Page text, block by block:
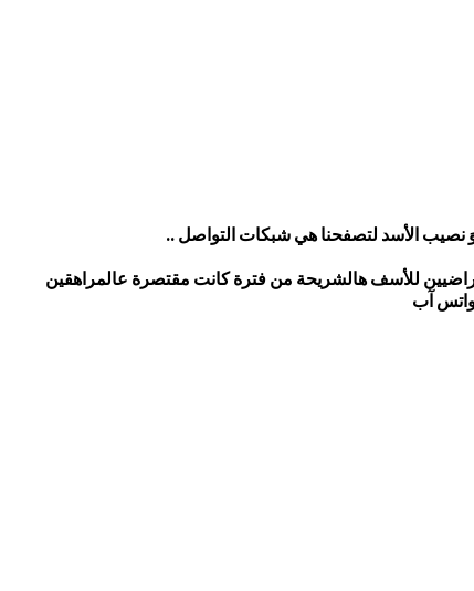
وَ نصيب الأسد لتصفحنا هي شبكات التواصل ..
للأسف هالشريحة من فترة كانت مقتصرة عالمراهقين
آب